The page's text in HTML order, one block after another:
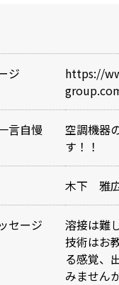
ジ
https://
言自慢
空調機器
す！！
木下 雅
セージ
溶接は難
技術はお
る感覚、
みません